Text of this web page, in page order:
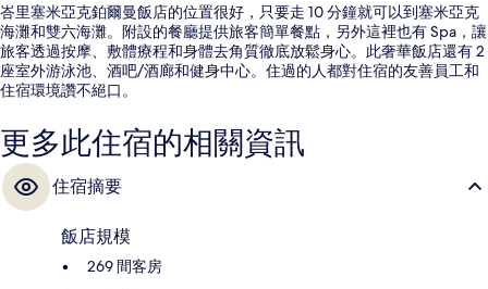
峇里塞米亞克鉑爾曼飯店的位置很好，只要走 10 分鐘就可以到塞米亞克
海灘和雙六海灘。附設的餐廳提供旅客簡單餐點，另外這裡也有 Spa，讓
旅客透過按摩、敷體療程和身體去角質徹底放鬆身心。此奢華飯店還有 2
座室外游泳池、酒吧/酒廊和健身中心。住過的人都對住宿的友善員工和
住宿環境讚不絕口。
更多此住宿的相關資訊
住宿摘要
飯店規模
269 間客房